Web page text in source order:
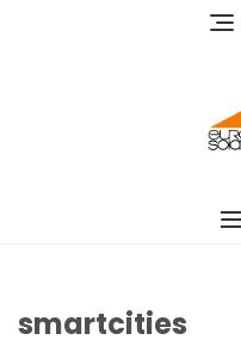
smartcities